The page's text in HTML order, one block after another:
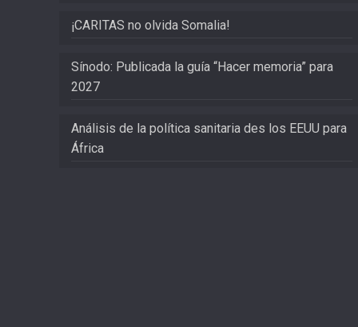
¡CARITAS no olvida Somalia!
Sínodo: Publicada la guía “Hacer memoria” para
2027
Análisis de la política sanitaria des los EEUU para
África